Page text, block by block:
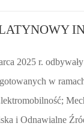
2025 r.
w
i Odnawialne